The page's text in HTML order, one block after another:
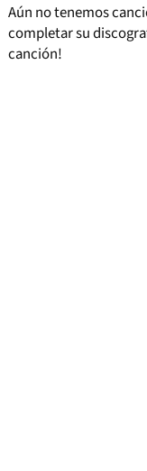
Aún no tenemos
completar su
canción!